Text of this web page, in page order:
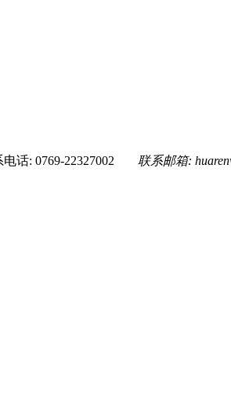
话: 0769-22327002 联系邮箱: